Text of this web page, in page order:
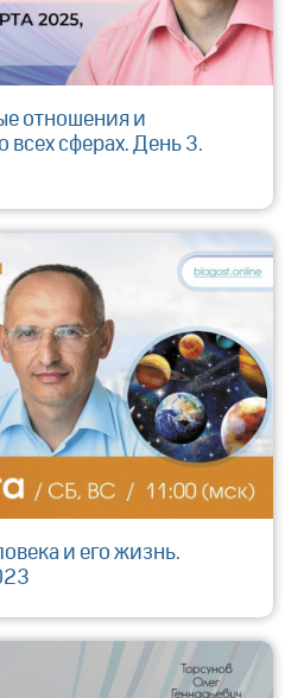
отношения и
сферах. День 3.
и его жизнь.